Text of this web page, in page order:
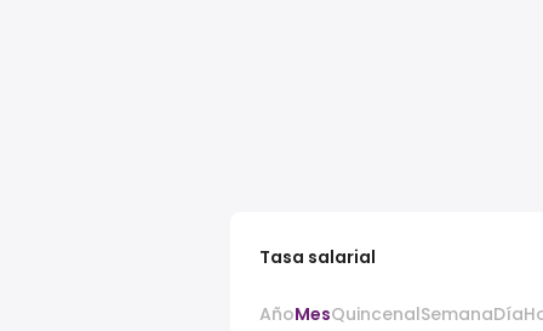
Tasa salarial
AñoMesQuincenalSemanaDía